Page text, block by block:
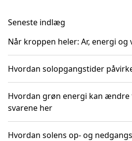
Seneste indlæg
Når kroppen heler: Ar, energi
Hvordan solopgangstider
Hvordan grøn energi kan
svarene her
Hvordan solens op- og